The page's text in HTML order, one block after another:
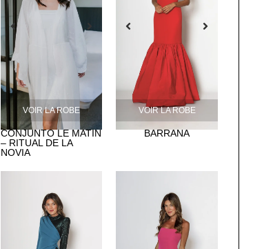
VOIR LA ROBE
CONJUNTO LE MATIN
– RITUAL DE LA
NOVIA
VOIR LA ROBE
BARRAÑA